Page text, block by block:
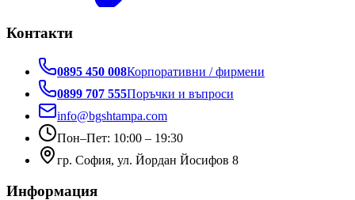
Контакти
0895 450 008Корпоративни / фирмени
0899 707 555Поръчки и въпроси
info@bgshtampa.com
Пон–Пет: 10:00 – 19:30
гр. София, ул. Йордан Йосифов 8
Информация